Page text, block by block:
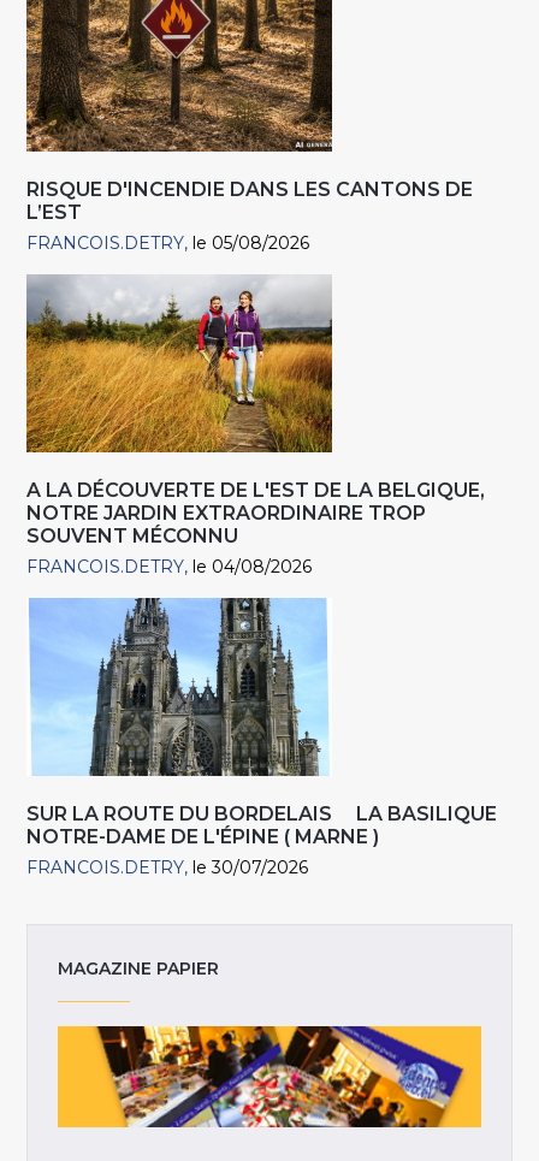
RISQUE D'INCENDIE DANS LES CANTONS DE
L’EST
FRANCOIS.DETRY le 05/08/2026
A LA DÉCOUVERTE DE L'EST DE LA BELGIQUE,
NOTRE JARDIN EXTRAORDINAIRE TROP
SOUVENT MÉCONNU
FRANCOIS.DETRY le 04/08/2026
SUR LA ROUTE DU BORDELAIS LA BASILIQUE
NOTRE-DAME DE L'ÉPINE ( MARNE )
FRANCOIS.DETRY le 30/07/2026
MAGAZINE PAPIER